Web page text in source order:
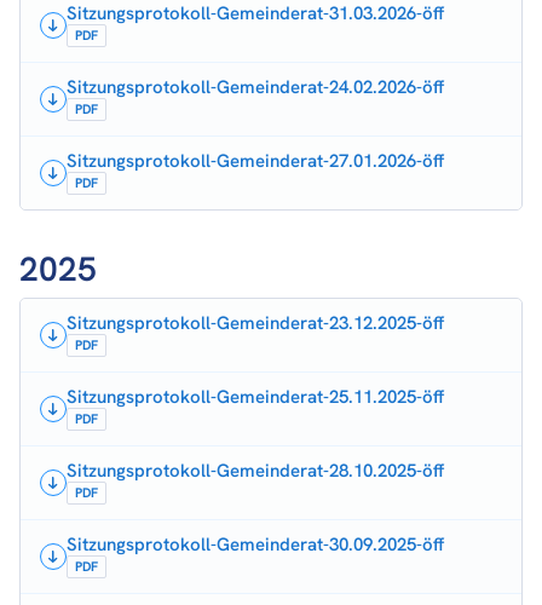
Sitzungsprotokoll-Gemeinderat-31.03.2026-öff
PDF
Sitzungsprotokoll-Gemeinderat-24.02.2026-öff
PDF
Sitzungsprotokoll-Gemeinderat-27.01.2026-öff
PDF
2025
Sitzungsprotokoll-Gemeinderat-23.12.2025-öff
PDF
Sitzungsprotokoll-Gemeinderat-25.11.2025-öff
PDF
Sitzungsprotokoll-Gemeinderat-28.10.2025-öff
PDF
Sitzungsprotokoll-Gemeinderat-30.09.2025-öff
PDF